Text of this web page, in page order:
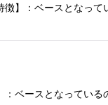
】：ベースとなっ
ベースとなって